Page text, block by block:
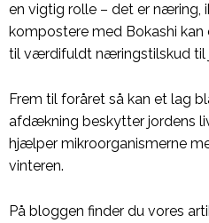
en vigtig rolle – det er næring,
kompostere med Bokashi
til værdifuldt næringstilskud til
Frem til foråret så kan et lag
afdækning beskytter jordens
hjælper mikroorganismerne
vinteren.
På bloggen finder du vores